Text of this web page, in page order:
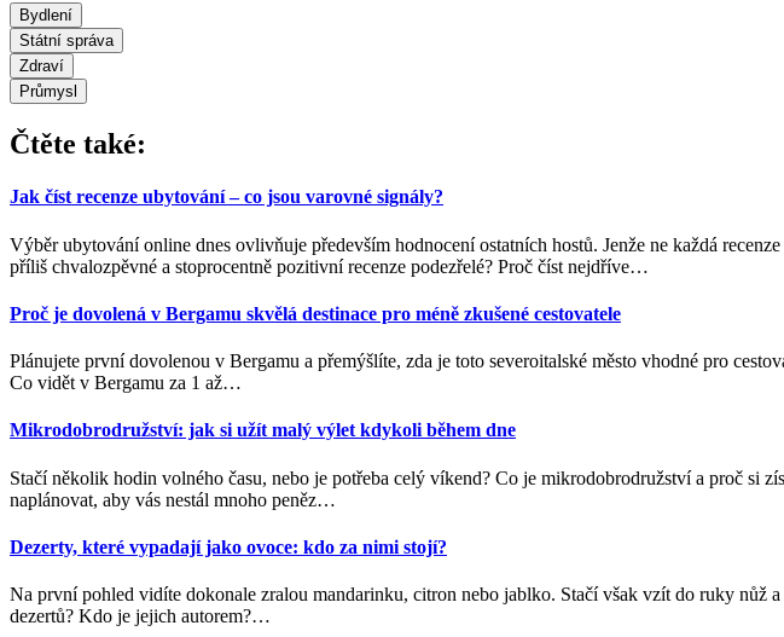
Bydlení
Státní správa
Zdraví
Průmysl
Čtěte také:
Jak číst recenze ubytování – co jsou varovné signály?
Výběr ubytování online dnes ovlivňuje především hodnocení ostatních hostů. Jenže ne každá
příliš chvalozpěvné a stoprocentně pozitivní recenze podezřelé? Proč číst nejdříve…
Proč je dovolená v Bergamu skvělá destinace pro méně zkušené cestovatele
Plánujete první dovolenou v Bergamu a přemýšlíte, zda je toto severoitalské město vhodné pro
Co vidět v Bergamu za 1 až…
Mikrodobrodružství: jak si užít malý výlet kdykoli během dne
Stačí několik hodin volného času, nebo je potřeba celý víkend? Co je mikrodobrodružství a proč si
naplánovat, aby vás nestál mnoho peněz…
Dezerty, které vypadají jako ovoce: kdo za nimi stojí?
Na první pohled vidíte dokonale zralou mandarinku, citron nebo jablko. Stačí však vzít do ruky nůž
dezertů? Kdo je jejich autorem?…